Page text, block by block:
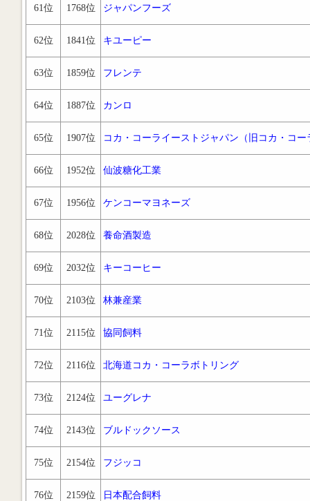
61位 1768位 ジャパンフーズ
62位 1841位 キユーピー
63位 1859位 フレンテ
64位 1887位 カンロ
65位 1907位 コカ・コーライーストジャパン（旧コカ・
66位 1952位 仙波糖化工業
67位 1956位 ケンコーマヨネーズ
68位 2028位 養命酒製造
69位 2032位 キーコーヒー
70位 2103位 林兼産業
71位 2115位 協同飼料
72位 2116位 北海道コカ・コーラボトリング
73位 2124位 ユーグレナ
74位 2143位 ブルドックソース
75位 2154位 フジッコ
76位 2159位 日本配合飼料